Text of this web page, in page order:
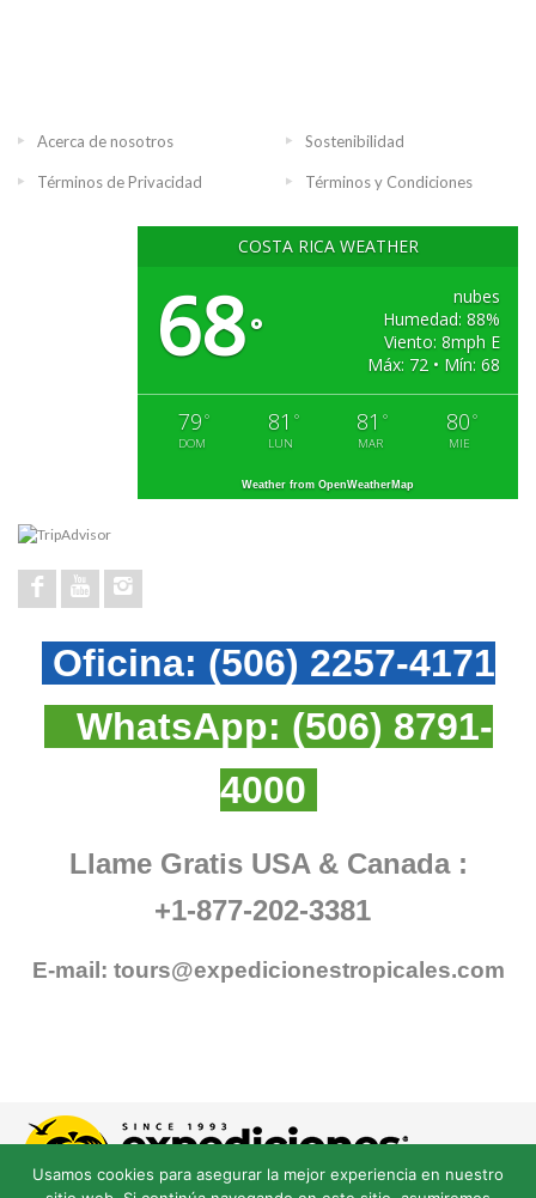
Acerca de nosotros Sostenibilidad
Términos de Privacidad Términos y Condiciones
COSTA RICA WEATHER
68°
nubes
Humedad: 88%
Viento: 8mph E
Máx: 72 • Mín: 68
79 °
DOM
81 °
LUN
81 °
MAR
80 °
MIE
Weather from OpenWeatherMap
Oficina: (506) 2257-4171
WhatsApp: (506) 8791-
4000
Llame Gratis USA & Canada :
+1-877-202-3381
E-mail: tours@expedicionestropicales.com
Usamos cookies para asegurar la mejor experiencia en nuestro